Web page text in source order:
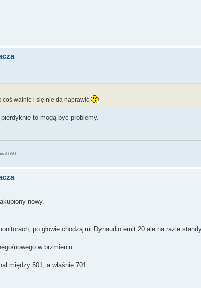
coś walnie i się nie da naprawić
to mogą być problemy.
650 ]
nowy.
po głowie chodzą mi Dynaudio emit 20 ale na razie
nowego w brzmieniu.
między 501, a właśnie 701.